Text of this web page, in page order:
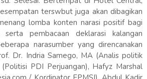
terswbut juga akan dibagikan
lomba konten narasi positif bagi
pembacaan deklarasi kalangan
narasumber yang direncanakan
Dr. Indria Samego, MA (Analis politik
PDI Perjuangan), Hafyz Marshal